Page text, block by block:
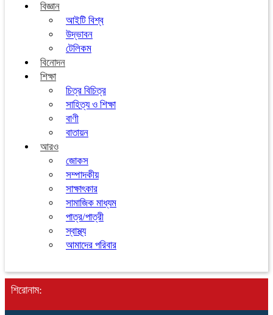
বিজ্ঞান
আইটি বিশ্ব
উদ্ভাবন
টেলিকম
বিনোদন
শিক্ষা
চিত্র বিচিত্র
সাহিত্য ও শিক্ষা
বাণী
বাতায়ন
আরও
জোকস
সম্পাদকীয়
সাক্ষাৎকার
সামাজিক মাধ্যম
পাত্র/পাত্রী
স্বাস্থ্য
আমাদের পরিবার
শিরোনাম: